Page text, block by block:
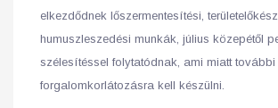
elkezdődnek lőszermentesítési,
humuszleszedési munkák, július közepétől
szélesítéssel folytatódnak, ami miatt további
forgalomkorlátozásra kell készülni.